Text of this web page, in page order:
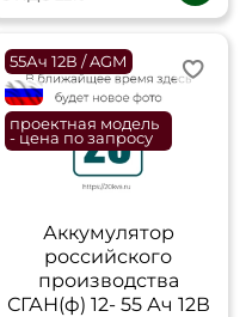
55Ач 12В / AGM
flagRU
проектная модель
- цена по запросу
Аккумулятор
российского
производства
СГАН(ф) 12- 55 Ач 12В